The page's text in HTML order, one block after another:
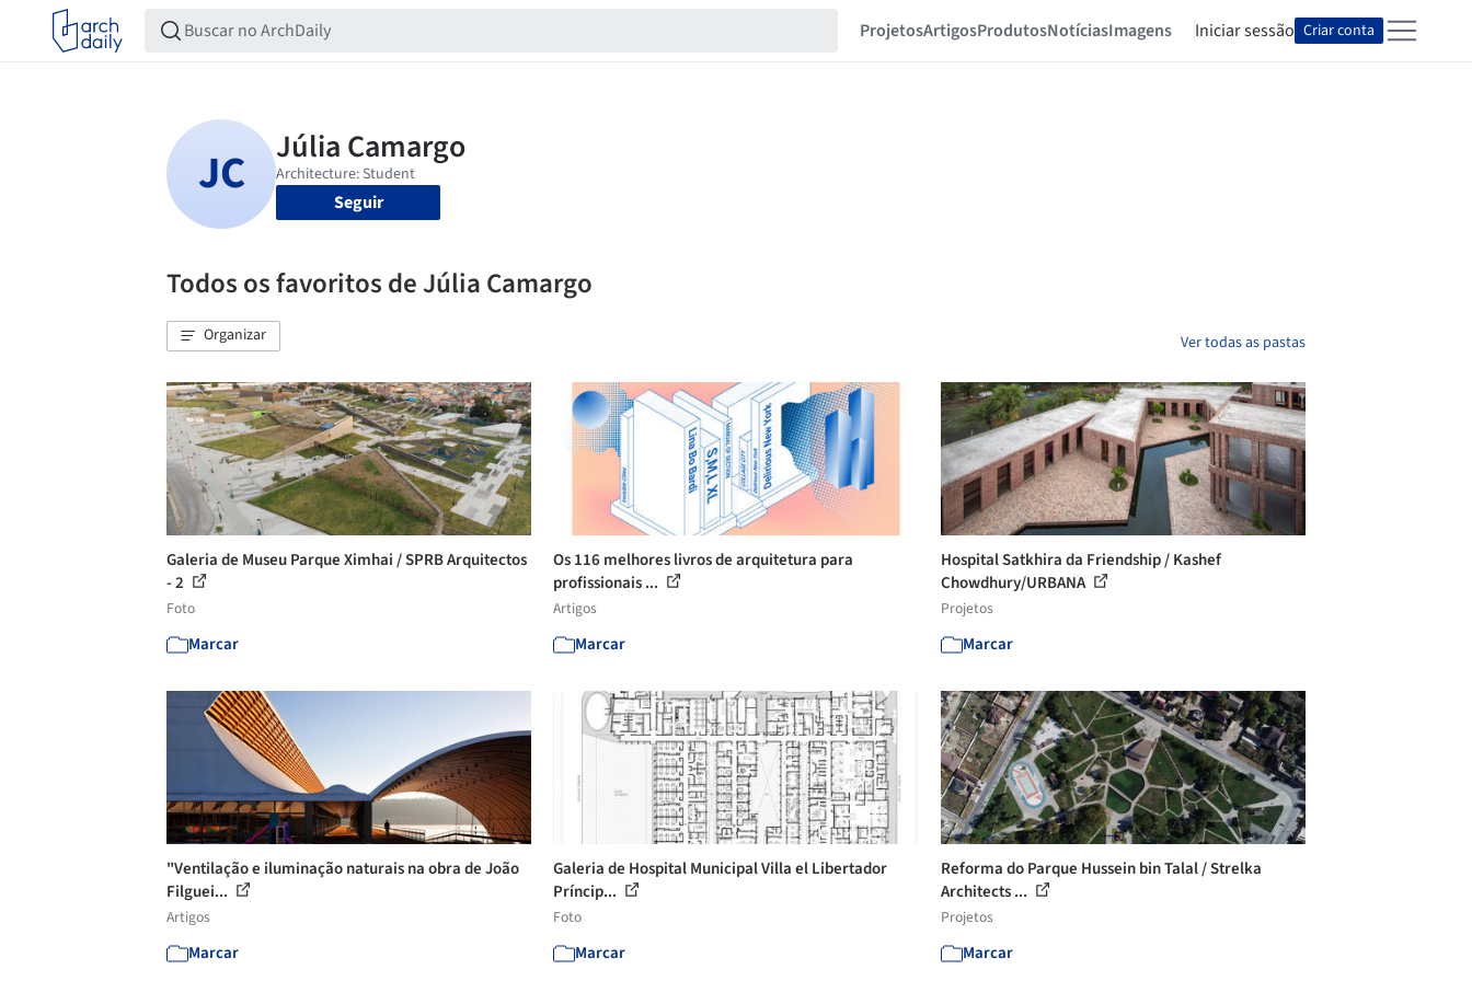
ProjetosArtigosProdutosNotíciasImagens Iniciar sessão Criar conta
Seguir
Todos os favoritos de Júlia Camargo
Organizar Ver todas as pastas
Galeria de Museu Parque Ximhai / SPRB Arquitectos
- 2
Foto
Marcar
Os 116 melhores livros de arquitetura para
profissionais ...
Artigos
Marcar
Hospital Satkhira da Friendship / Kashef
Chowdhury/URBANA
Projetos
Marcar
"Ventilação e iluminação naturais na obra de João
Filguei...
Artigos
Marcar
Galeria de Hospital Municipal Villa el Libertador
Príncip...
Foto
Marcar
Reforma do Parque Hussein bin Talal / Strelka
Architects ...
Projetos
Marcar